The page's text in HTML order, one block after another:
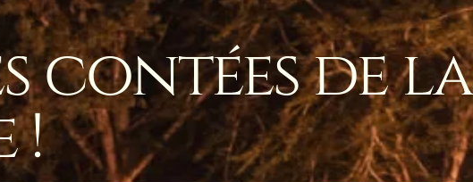
contées de la
!